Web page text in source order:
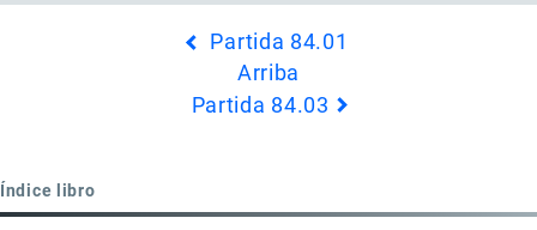
84.02
Partida 84.01
Arriba
Partida 84.03
Índice libro